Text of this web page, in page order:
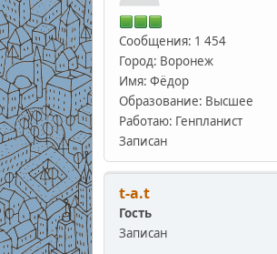
Сообщения: 1 454
Город: Воронеж
Имя: Фёдор
Образование: Высшее
Работаю: Генпланист
Записан
t-a.t
Гость
Записан